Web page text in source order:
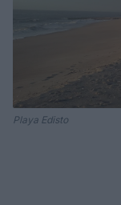
Playa Edisto